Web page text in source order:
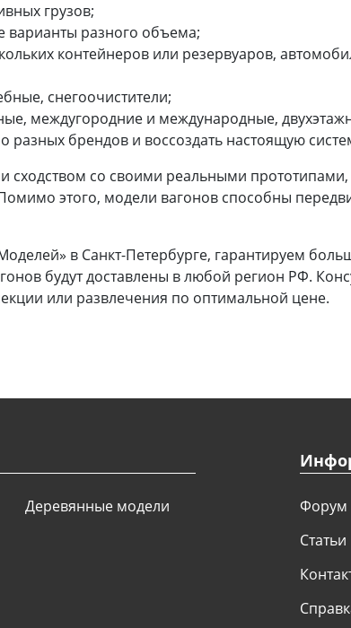
грузов;
варианты разного объема;
контейнеров или резервуаров,
снегоочистители;
междугородние и международные,
брендов и воссоздать настоящую
сходством со своими реальными
этого, модели вагонов способны
в Санкт-Петербурге, гарантируем
будут доставлены в любой регион РФ.
или развлечения по оптимальной цене.
Деревянные модели
Форум
Статьи